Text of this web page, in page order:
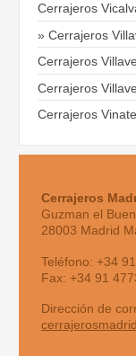
Cerrajeros
Cerrajeros
Cerrajeros
Cerrajeros
Cerrajeros
Cerrajeros
Guzman el
28003 Madrid
Teléfono: +34
Fax: +34 91
Dirección de